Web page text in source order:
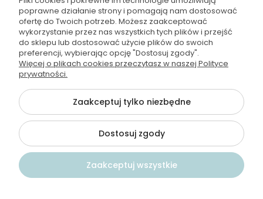
Instagram
Youtube
Odbierz 5% rabatu na zakupy
Podaj adres e-mail aby otrzymać kod rabatowy
*Podając email wyrażasz zgodę na przetwarzanie Twoich danych
osobowych dla celów marketingowych i na kontakt za pośrednictwem
email. Administratorem Twoich danych jest PROFIPRO - Paweł
poprawne działanie strony i pomagają nam dostosować
ofertę do Twoich potrzeb. Możesz zaakceptować
wykorzystanie przez nas wszystkich tych plików i przejść
do sklepu lub dostosować użycie plików do swoich
preferencji, wybierając opcję "Dostosuj zgody".
Więcej o plikach cookies przeczytasz w naszej Polityce
prywatności.
Zaakceptuj tylko niezbędne
Dostosuj zgody
Zaakceptuj wszystkie